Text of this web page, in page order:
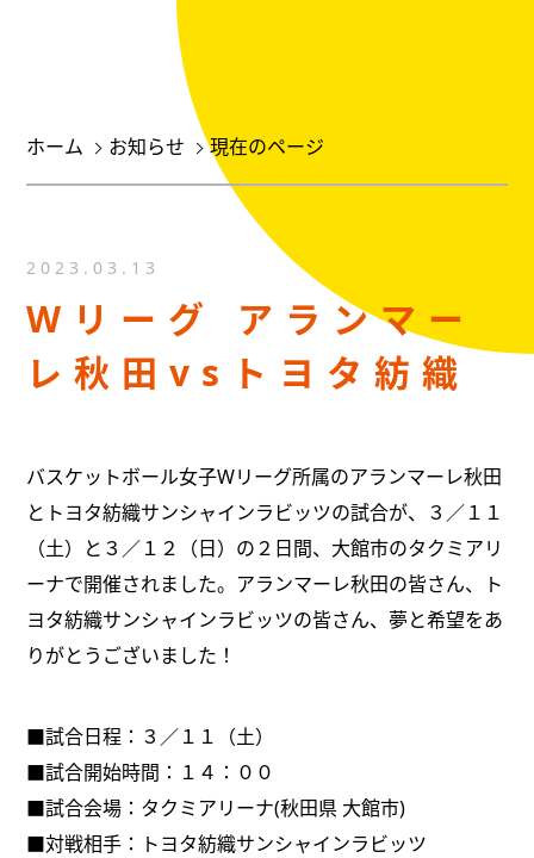
ホーム お知らせ 現在のページ
2023.03.13
Wリーグ アランマー
レ秋田vsトヨタ紡織
バスケットボール女子Wリーグ所属のアランマーレ秋田
とトヨタ紡織サンシャインラビッツの試合が、３／１１
（土）と３／１２（日）の２日間、大館市のタクミアリ
ーナで開催されました。アランマーレ秋田の皆さん、ト
ヨタ紡織サンシャインラビッツの皆さん、夢と希望をあ
りがとうございました！
■試合日程：３／１１（土）
■試合開始時間：１４：００
■試合会場：タクミアリーナ(秋田県 大館市)
■対戦相手：トヨタ紡織サンシャインラビッツ